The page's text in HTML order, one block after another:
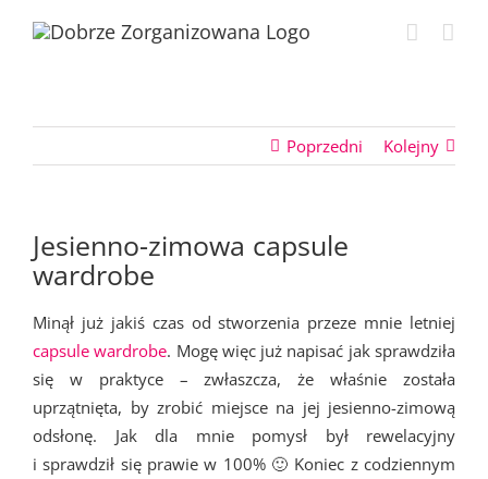
Poprzedni Kolejny
Jesienno-zimowa capsule
wardrobe
Minął już jakiś czas od stworzenia przeze mnie letniej
capsule wardrobe. Mogę więc już napisać jak sprawdziła
się w praktyce – zwłaszcza, że właśnie została
uprzątnięta, by zrobić miejsce na jej jesienno-zimową
odsłonę. Jak dla mnie pomysł był rewelacyjny
i sprawdził się prawie w 100% 🙂 Koniec z codziennym